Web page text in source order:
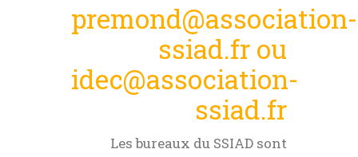
premond@association-
ssiad.fr ou
idec@association-
ssiad.fr
Les bureaux du SSIAD sont